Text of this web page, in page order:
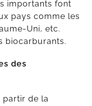
importants font
pays comme les
Uni, etc.
biocarburants.
des
partir de la